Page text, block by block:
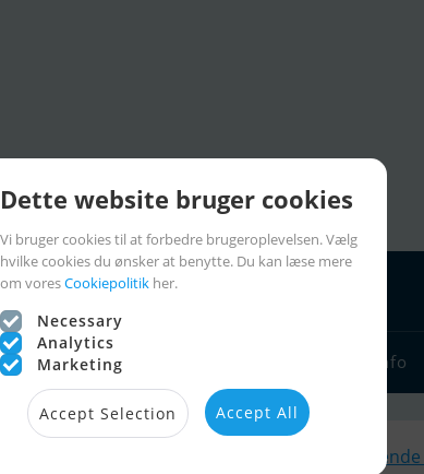
Sejlerlinks Sejlerinfo
Dette website bruger cookies
Vi bruger cookies til at forbedre brugeroplevelsen. Vælg
hvilke cookies du ønsker at benytte. Du kan læse mere
om voresCookiepolitik her.
Necessary
Analytics
Marketing
Accept Selection Accept All